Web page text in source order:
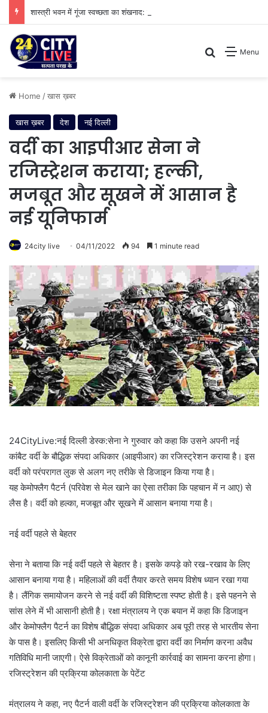
Menu
Search for
Home /खास ख़बर
खास ख़बर देश नई दिल्ली
वर्दी का आइपीआर सेना ने
रजिस्ट्रेशन कराया; हल्की,
मजबूत और सूखने में आसान है
नई यूनिफार्म
24city live 04/11/2022 94 1 minute read
24CityLive:नई दिल्ली डेस्क:सेना ने गुरुवार को कहा कि उसने अपनी नई
कांबैट वर्दी के बौद्धिक संपदा अधिकार (आइपीआर) का रजिस्ट्रेशन कराया है। इस
वर्दी को परंपरागत लुक से अलग नए तरीके से डिजाइन किया गया है।
यह केमोफ्लैग पैटर्न (परिवेश से मेल खाने का ऐसा तरीका कि पहचान में न आए) से
लैस है। वर्दी को हल्का, मजबूत और सूखने में आसान बनाया गया है।
नई वर्दी पहले से बेहतर
सेना ने बताया कि नई वर्दी पहले से बेहतर है। इसके कपड़े को रख-रखाव के लिए
आसान बनाया गया है। महिलाओं की वर्दी तैयार करते समय विशेष ध्यान रखा गया
है। लैंगिक समायोजन करने से नई वर्दी की विशिष्टता स्पष्ट होती है। इसे पहनने से
सांस लेने में भी आसानी होती है। रक्षा मंत्रालय ने एक बयान में कहा कि डिजाइन
और केमोफ्लैग पैटर्न का विशेष बौद्धिक संपदा अधिकार अब पूरी तरह से भारतीय सेना
के पास है। इसलिए किसी भी अनधिकृत विक्रेता द्वारा वर्दी का निर्माण करना अवैध
गतिविधि मानी जाएगी। ऐसे विक्रेताओं को कानूनी कार्रवाई का सामना करना होगा।
रजिस्ट्रेशन की प्रक्रिया कोलकाता के पेटेंट
मंत्रालय ने कहा, नए पैटर्न वाली वर्दी के रजिस्ट्रेशन की प्रक्रिया कोलकाता के